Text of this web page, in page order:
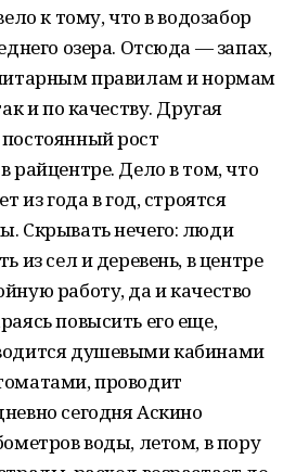
к тому, что в водозабор
озера. Отсюда — запах,
правилам и нормам
и по качеству. Другая
рост
райцентре. Дело в том, что
из года в год, строятся
Скрывать нечего: люди
из сел и деревень, в центре
работу, да и качество
повысить его еще,
душевыми кабинами
проводит
сегодня Аскино
воды, летом, в пору